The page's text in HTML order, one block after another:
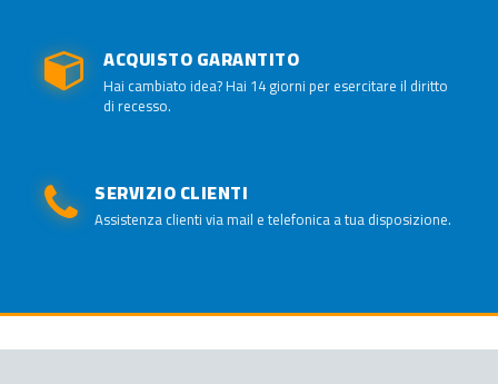
ACQUISTO GARANTITO
Hai cambiato idea? Hai 14 giorni per esercitare il diritto
di recesso.
SERVIZIO CLIENTI
Assistenza clienti via mail e telefonica a tua disposizione.